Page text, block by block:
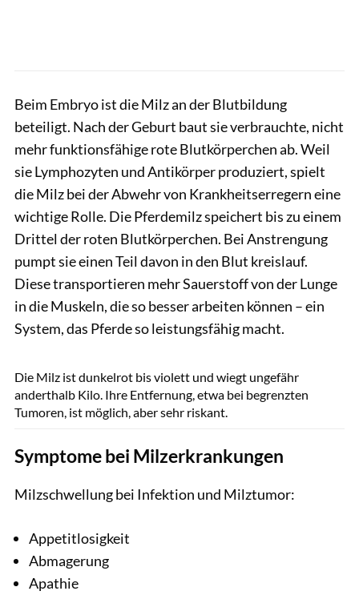
Beim Embryo ist die Milz an der Blutbildung
beteiligt. Nach der Geburt baut sie verbrauchte, nicht
mehr funktionsfähige rote Blutkörperchen ab. Weil
sie Lymphozyten und Antikörper produziert, spielt
die Milz bei der Abwehr von Krankheitserregern eine
wichtige Rolle. Die Pferdemilz speichert bis zu einem
Drittel der roten Blutkörperchen. Bei Anstrengung
pumpt sie einen Teil davon in den Blut kreislauf.
Diese transportieren mehr Sauerstoff von der Lunge
in die Muskeln, die so besser arbeiten können – ein
System, das Pferde so leistungsfähig macht.
Die Milz ist dunkelrot bis violett und wiegt ungefähr
anderthalb Kilo. Ihre Entfernung, etwa bei begrenzten
Tumoren, ist möglich, aber sehr riskant.
Symptome bei Milzerkrankungen
Milzschwellung bei Infektion und Milztumor:
Appetitlosigkeit
Abmagerung
Apathie